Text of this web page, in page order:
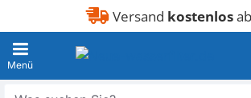
Versand kostenlos